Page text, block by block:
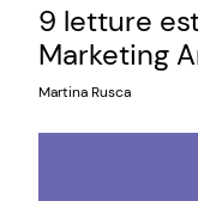
9 letture
Marketing
Martina Rusca